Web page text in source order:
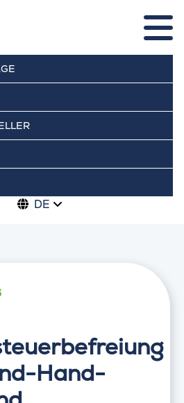
DE
Hand-